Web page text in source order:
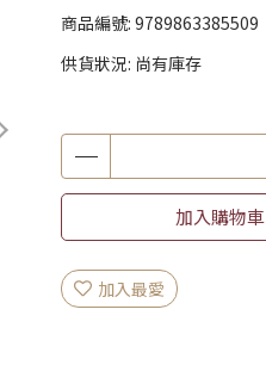
商品編號: 9789863385509
供貨狀況: 尚有庫存
加入購物車
加入最愛